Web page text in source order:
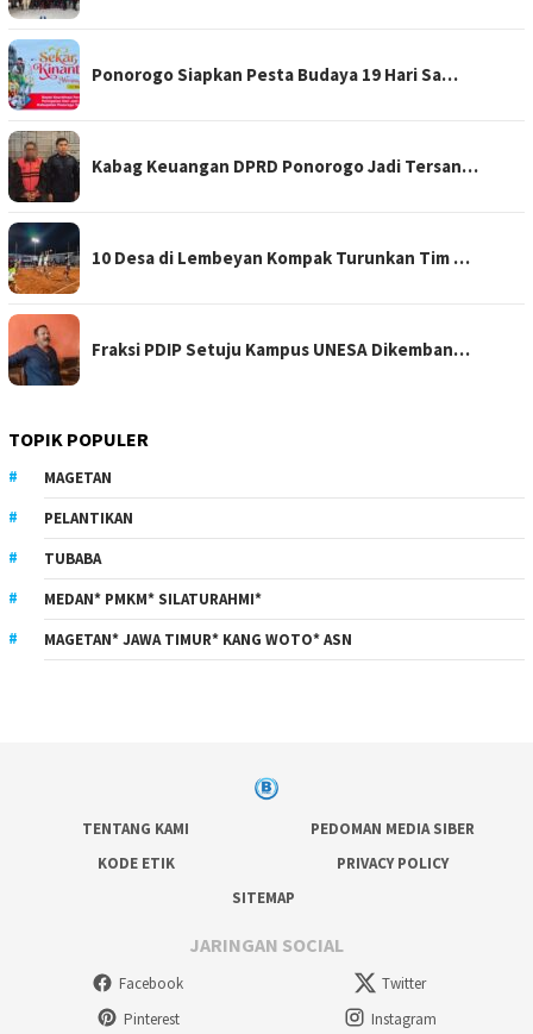
Ponorogo Siapkan Pesta Budaya 19 Hari Sa…
Kabag Keuangan DPRD Ponorogo Jadi Tersan…
10 Desa di Lembeyan Kompak Turunkan Tim …
Fraksi PDIP Setuju Kampus UNESA Dikemban…
TOPIK POPULER
MAGETAN
PELANTIKAN
TUBABA
MEDAN* PMKM* SILATURAHMI*
MAGETAN* JAWA TIMUR* KANG WOTO* ASN
TENTANG KAMI
PEDOMAN MEDIA SIBER
KODE ETIK
PRIVACY POLICY
SITEMAP
JARINGAN SOCIAL
Facebook
Twitter
Pinterest
Instagram